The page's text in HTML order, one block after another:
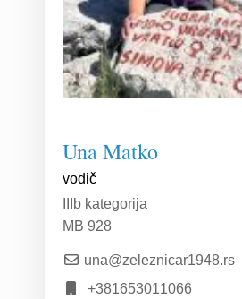
Una Matko
vodič
IIIb kategorija
MB 928
una@zeleznicar1948.rs
+381653011066